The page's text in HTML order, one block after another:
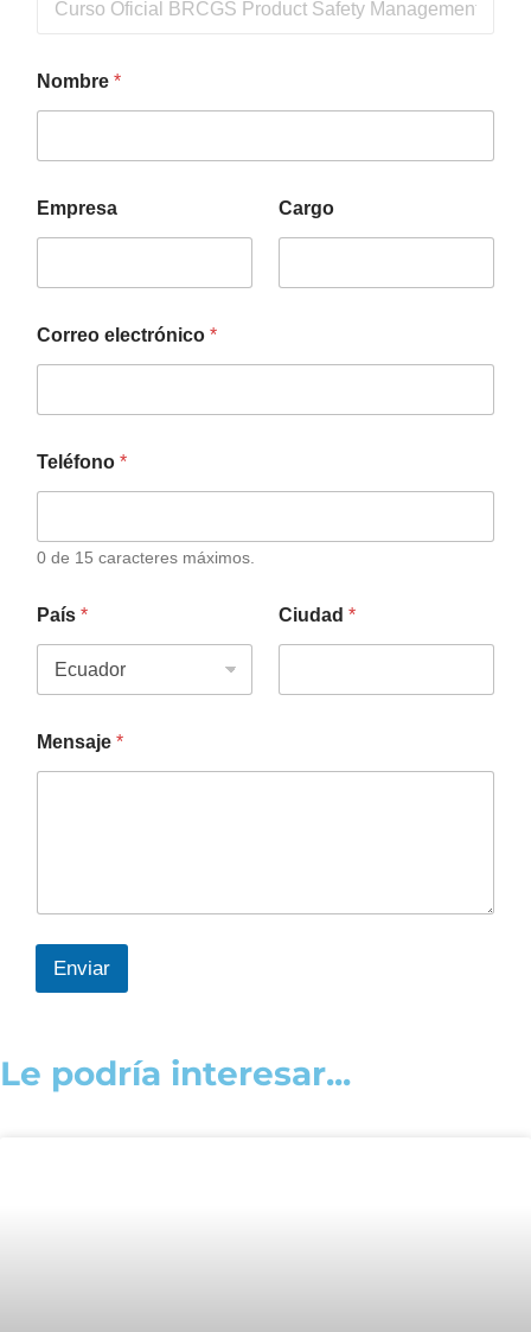
Nombre *
Empresa Cargo
Correo electrónico *
Teléfono *
0 de 15 caracteres máximos.
País * Ciudad *
Mensaje *
Enviar
Le podría interesar...